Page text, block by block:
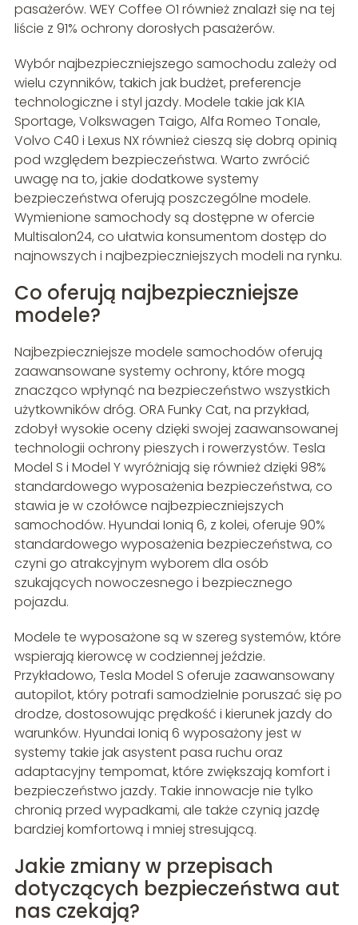
pasażerów. WEY Coffee O1 również znalazł się na tej
liście z 91% ochrony dorosłych pasażerów.
Wybór najbezpieczniejszego samochodu zależy od
wielu czynników, takich jak budżet, preferencje
technologiczne i styl jazdy. Modele takie jak KIA
Sportage, Volkswagen Taigo, Alfa Romeo Tonale,
Volvo C40 i Lexus NX również cieszą się dobrą opinią
pod względem bezpieczeństwa. Warto zwrócić
uwagę na to, jakie dodatkowe systemy
bezpieczeństwa oferują poszczególne modele.
Wymienione samochody są dostępne w ofercie
Multisalon24, co ułatwia konsumentom dostęp do
najnowszych i najbezpieczniejszych modeli na rynku.
Co oferują najbezpieczniejsze
modele?
Najbezpieczniejsze modele samochodów oferują
zaawansowane systemy ochrony, które mogą
znacząco wpłynąć na bezpieczeństwo wszystkich
użytkowników dróg. ORA Funky Cat, na przykład,
zdobył wysokie oceny dzięki swojej zaawansowanej
technologii ochrony pieszych i rowerzystów. Tesla
Model S i Model Y wyróżniają się również dzięki 98%
standardowego wyposażenia bezpieczeństwa, co
stawia je w czołówce najbezpieczniejszych
samochodów. Hyundai Ioniq 6, z kolei, oferuje 90%
standardowego wyposażenia bezpieczeństwa, co
czyni go atrakcyjnym wyborem dla osób
szukających nowoczesnego i bezpiecznego
pojazdu.
Modele te wyposażone są w szereg systemów, które
wspierają kierowcę w codziennej jeździe.
Przykładowo, Tesla Model S oferuje zaawansowany
autopilot, który potrafi samodzielnie poruszać się po
drodze, dostosowując prędkość i kierunek jazdy do
warunków. Hyundai Ioniq 6 wyposażony jest w
systemy takie jak asystent pasa ruchu oraz
adaptacyjny tempomat, które zwiększają komfort i
bezpieczeństwo jazdy. Takie innowacje nie tylko
chronią przed wypadkami, ale także czynią jazdę
bardziej komfortową i mniej stresującą.
Jakie zmiany w przepisach
dotyczących bezpieczeństwa aut
nas czekają?